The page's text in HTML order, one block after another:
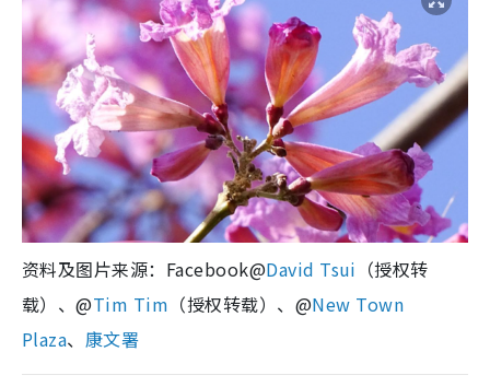
资料及图片来源：Facebook@David Tsui （授权转
载）、@Tim Tim （授权转载）、@New Town
Plaza、 康文署